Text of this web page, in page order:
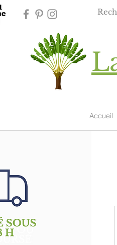
Accueil